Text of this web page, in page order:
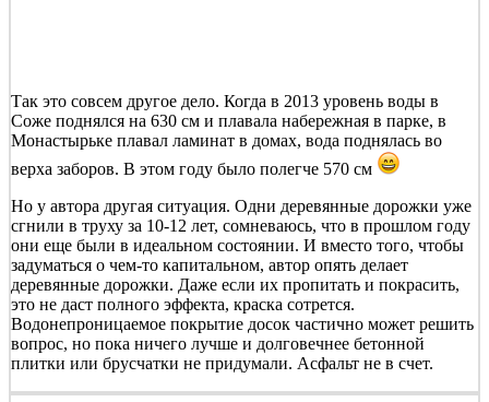
Так это совсем другое дело. Когда в 2013 уровень воды в
Соже поднялся на 630 см и плавала набережная в парке, в
Монастырьке плавал ламинат в домах, вода поднялась во
верха заборов. В этом году было полегче 570 см
Но у автора другая ситуация. Одни деревянные дорожки уже
сгнили в труху за 10-12 лет, сомневаюсь, что в прошлом году
они еще были в идеальном состоянии. И вместо того, чтобы
задуматься о чем-то капитальном, автор опять делает
деревянные дорожки. Даже если их пропитать и покрасить,
это не даст полного эффекта, краска сотрется.
Водонепроницаемое покрытие досок частично может решить
вопрос, но пока ничего лучше и долговечнее бетонной
плитки или брусчатки не придумали. Асфальт не в счет.